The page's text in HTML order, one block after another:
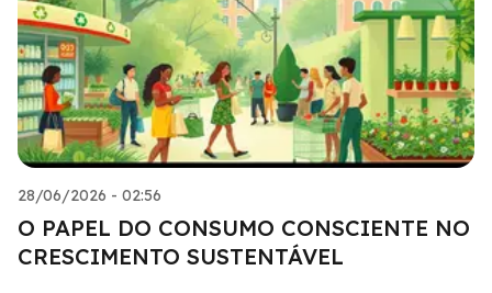
28/06/2026 - 02:56
O PAPEL DO CONSUMO CONSCIENTE NO
CRESCIMENTO SUSTENTÁVEL